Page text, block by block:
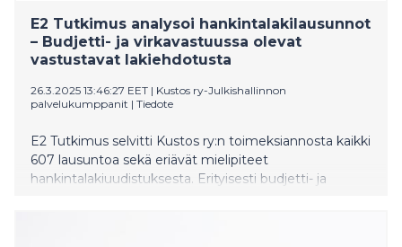
E2 Tutkimus analysoi hankintalakilausunnot
– Budjetti- ja virkavastuussa olevat
vastustavat lakiehdotusta
26.3.2025 13:46:27 EET | Kustos ry-Julkishallinnon
palvelukumppanit | Tiedote
E2 Tutkimus selvitti Kustos ry:n toimeksiannosta kaikki
607 lausuntoa sekä eriävät mielipiteet
hankintalakiuudistuksesta. Erityisesti budjetti- ja